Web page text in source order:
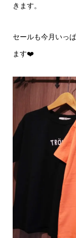
きます。
セールも今月いっ
ます❤️